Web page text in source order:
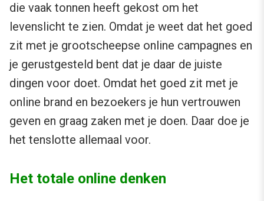
die vaak tonnen heeft gekost om het
levenslicht te zien. Omdat je weet dat het goed
zit met je grootscheepse online campagnes en
je gerustgesteld bent dat je daar de juiste
dingen voor doet. Omdat het goed zit met je
online brand en bezoekers je hun vertrouwen
geven en graag zaken met je doen. Daar doe je
het tenslotte allemaal voor.
Het totale online denken